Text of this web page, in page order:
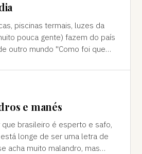
piscinas termais, luzes da
pouca gente) fazem do país
"Como foi que
e manés
brasileiro é esperto e safo,
longe de ser uma letra de